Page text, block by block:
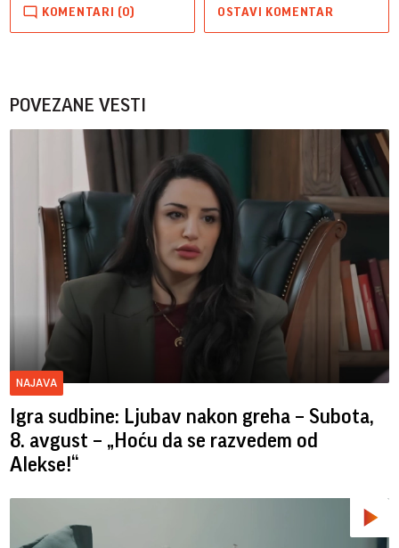
KOMENTARI (0) OSTAVI KOMENTAR
POVEZANE VESTI
NAJAVA
Igra sudbine: Ljubav nakon greha – Subota,
8. avgust – „Hoću da se razvedem od
Alekse!“